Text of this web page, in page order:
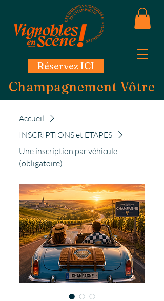
Réservez ICI
Champagnement Vôtre
Accueil
INSCRIPTIONS et ETAPES
Une inscription par véhicule
(obligatoire)